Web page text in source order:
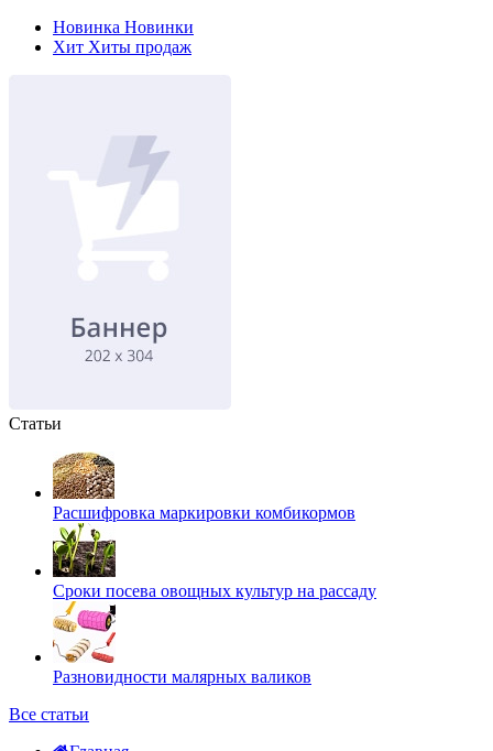
Новинка Новинки
Хит Хиты продаж
Статьи
Расшифровка маркировки комбикормов
Сроки посева овощных культур на рассаду
Разновидности малярных валиков
Все статьи